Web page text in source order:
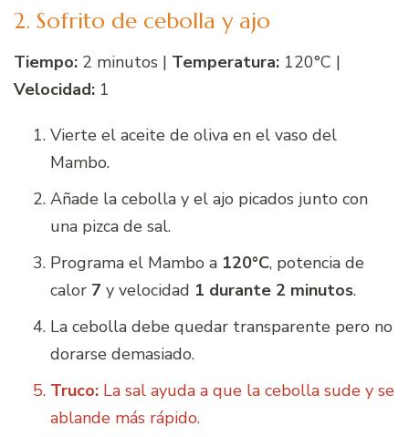
2. Sofrito de cebolla y ajo
Tiempo: 2 minutos | Temperatura: 120°C |
Velocidad: 1
Vierte el aceite de oliva en el vaso del
Mambo.
Añade la cebolla y el ajo picados junto con
una pizca de sal.
Programa el Mambo a 120°C, potencia de
calor 7 y velocidad 1 durante 2 minutos.
La cebolla debe quedar transparente pero no
dorarse demasiado.
Truco: La sal ayuda a que la cebolla sude y se
ablande más rápido.